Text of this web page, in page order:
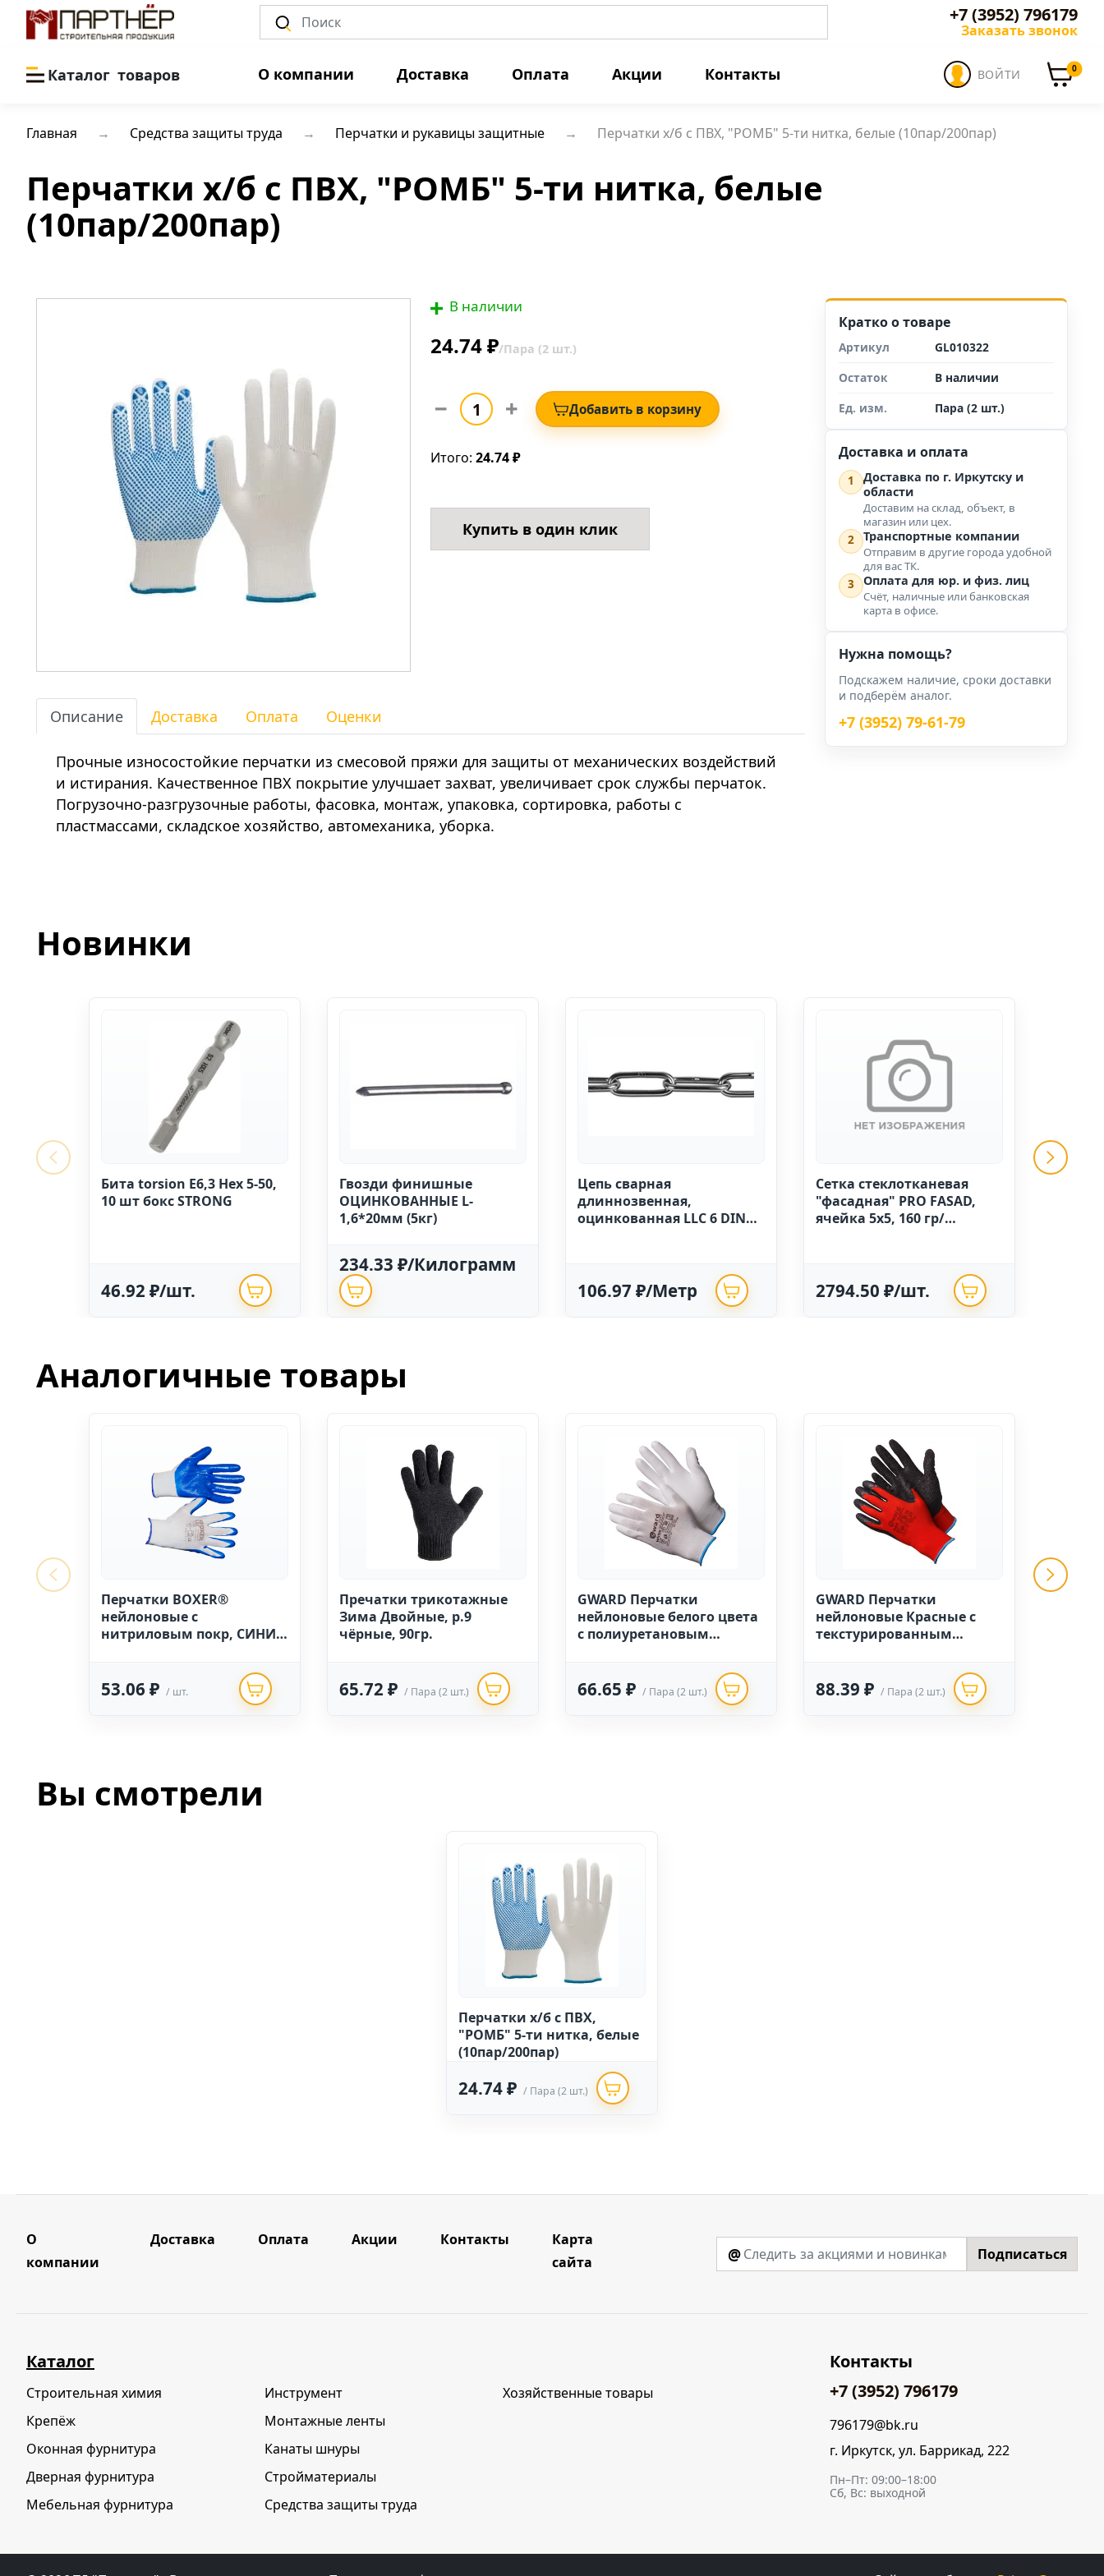
+7 (3952) 796179
Заказать звонок
Каталог товаров О компании Доставка Оплата Акции Контакты ВОЙТИ 0
Главная Средства защиты труда Перчатки и рукавицы защитные Перчатки х/б с ПВХ, "РОМБ" 5-ти нитка, белые (10пар/200пар)
Перчатки х/б с ПВХ, "РОМБ" 5-ти нитка, белые
(10пар/200пар)
В наличии
24.74 ₽/Пара (2 шт.)
Добавить в корзину
Итого: 24.74 ₽
Купить в один клик
Описание Доставка Оплата Оценки
Прочные износостойкие перчатки из смесовой пряжи для защиты от механических воздействий
и истирания. Качественное ПВХ покрытие улучшает захват, увеличивает срок службы перчаток.
Погрузочно-разгрузочные работы, фасовка, монтаж, упаковка, сортировка, работы с
пластмассами, складское хозяйство, автомеханика, уборка.
Кратко о товаре
Артикул
GL010322
Остаток
В наличии
Ед. изм.
Пара (2 шт.)
Доставка и оплата
1
Доставка по г. Иркутску и
области
Доставим на склад, объект, в
магазин или цех.
2
Транспортные компании
Отправим в другие города удобной
для вас ТК.
3
Оплата для юр. и физ. лиц
Счёт, наличные или банковская
карта в офисе.
Нужна помощь?
Подскажем наличие, сроки доставки
и подберём аналог.
+7 (3952) 79-61-79
Новинки
Бита torsion E6,3 Hex 5-50,
10 шт бокс STRONG
46.92 ₽/шт.
Гвозди финишные
ОЦИНКОВАННЫЕ L-
1,6*20мм (5кг)
234.33 ₽/Килограмм
Цепь сварная
длиннозвенная,
оцинкованная LLC 6 DIN
106.97 ₽/Метр
Сетка стеклотканевая
"фасадная" PRO FASAD,
ячейка 5х5, 160 гр/
2794.50 ₽/шт.
Аналогичные товары
Перчатки BOXER®
нейлоновые с
нитриловым покр, СИНИЕ
53.06 ₽ / шт.
Пречатки трикотажные
Зима Двойные, р.9
чёрные, 90гр.
65.72 ₽ / Пара (2 шт.)
GWARD Перчатки
нейлоновые белого цвета
с полиуретановым
66.65 ₽ / Пара (2 шт.)
GWARD Перчатки
нейлоновые Красные с
текстурированным
88.39 ₽ / Пара (2 шт.)
Вы смотрели
Перчатки х/б с ПВХ,
"РОМБ" 5-ти нитка, белые
(10пар/200пар)
24.74 ₽ / Пара (2 шт.)
О
компании
Доставка Оплата Акции Контакты
Карта
сайта
@ Подписаться
Каталог
Строительная химия
Крепёж
Оконная фурнитура
Дверная фурнитура
Мебельная фурнитура
Инструмент
Монтажные ленты
Канаты шнуры
Стройматериалы
Средства защиты труда
Хозяйственные товары
Контакты
+7 (3952) 796179
796179@bk.ru
г. Иркутск, ул. Баррикад, 222
Пн–Пт: 09:00–18:00
Сб, Вс: выходной